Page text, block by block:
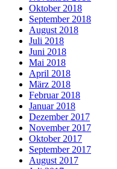
Oktober 2018
September 2018
August 2018
Juli 2018
Juni 2018
Mai 2018
April 2018
März 2018
Februar 2018
Januar 2018
Dezember 2017
November 2017
Oktober 2017
September 2017
August 2017